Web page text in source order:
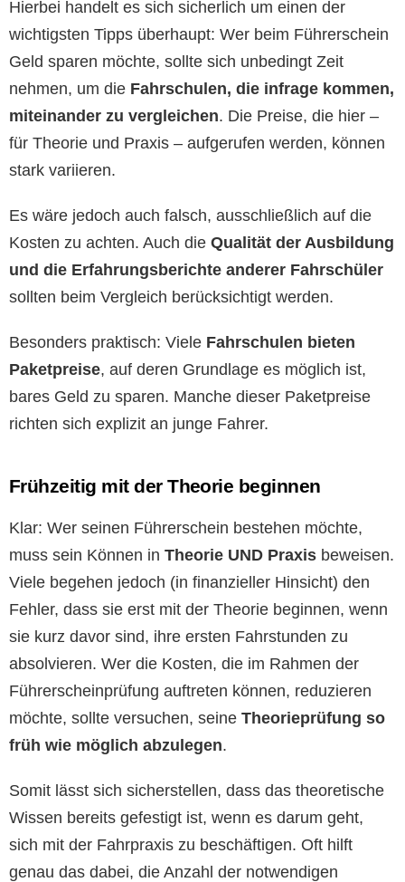
Hierbei handelt es sich sicherlich um einen der
wichtigsten Tipps überhaupt: Wer beim Führerschein
Geld sparen möchte, sollte sich unbedingt Zeit
nehmen, um die Fahrschulen, die infrage kommen,
miteinander zu vergleichen. Die Preise, die hier –
für Theorie und Praxis – aufgerufen werden, können
stark variieren.
Es wäre jedoch auch falsch, ausschließlich auf die
Kosten zu achten. Auch die Qualität der Ausbildung
und die Erfahrungsberichte anderer Fahrschüler
sollten beim Vergleich berücksichtigt werden.
Besonders praktisch: Viele Fahrschulen bieten
Paketpreise, auf deren Grundlage es möglich ist,
bares Geld zu sparen. Manche dieser Paketpreise
richten sich explizit an junge Fahrer.
Frühzeitig mit der Theorie beginnen
Klar: Wer seinen Führerschein bestehen möchte,
muss sein Können in Theorie UND Praxis beweisen.
Viele begehen jedoch (in finanzieller Hinsicht) den
Fehler, dass sie erst mit der Theorie beginnen, wenn
sie kurz davor sind, ihre ersten Fahrstunden zu
absolvieren. Wer die Kosten, die im Rahmen der
Führerscheinprüfung auftreten können, reduzieren
möchte, sollte versuchen, seine Theorieprüfung so
früh wie möglich abzulegen.
Somit lässt sich sicherstellen, dass das theoretische
Wissen bereits gefestigt ist, wenn es darum geht,
sich mit der Fahrpraxis zu beschäftigen. Oft hilft
genau das dabei, die Anzahl der notwendigen